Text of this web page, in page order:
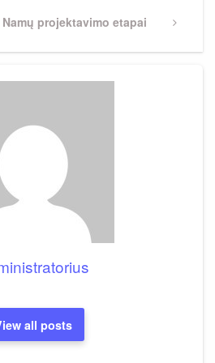
Next
Namų projektavimo etapai
all posts